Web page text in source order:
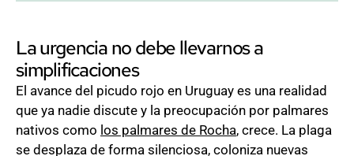
La urgencia no debe llevarnos a
simplificaciones
El avance del picudo rojo en Uruguay es una realidad
que ya nadie discute y la preocupación por palmares
nativos como los palmares de Rocha, crece. La plaga
se desplaza de forma silenciosa, coloniza nuevas